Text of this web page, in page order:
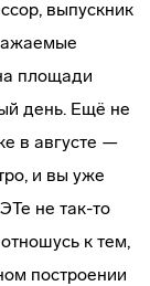
выпускник
площади
день. Ещё не
в августе —
и вы уже
не так-то
к тем,
построении